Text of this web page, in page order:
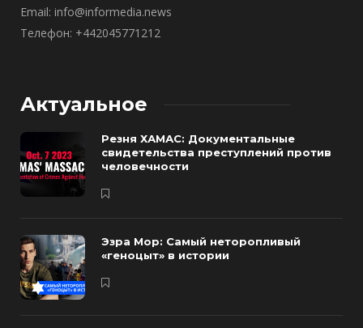
Email: info@informedia.news
Телефон: +442045771212
Актуальное
Резня ХАМАС: Документальные
свидетельства преступлений против
человечности
Эзра Мор: Самый неторопливый
«геноцыт» в истории